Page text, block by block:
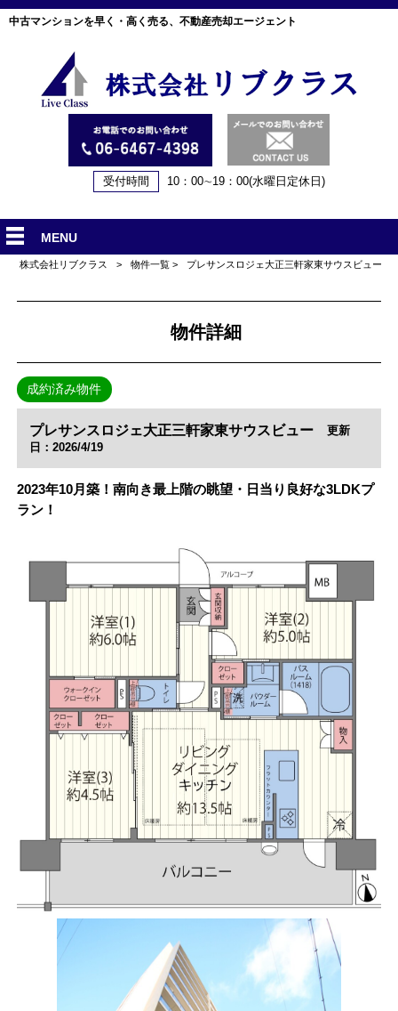
中古マンションを早く・高く売る、不動産売却エージェント
受付時間 10：00∼19：00(水曜日定休日)
MENU
株式会社リブクラス > 物件一覧 > プレサンスロジェ大正三軒家東サウスビュー
物件詳細
成約済み物件
プレサンスロジェ大正三軒家東サウスビュー
更新
日：2026/4/19
2023年10月築！南向き最上階の眺望・日当り良好な3LDKプ
ラン！